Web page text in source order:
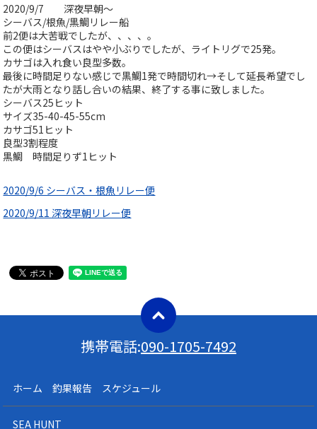
2020/9/7 深夜早朝～
シーバス/根魚/黒鯛リレー船
前2便は大苦戦でしたが、、、、。
この便はシーバスはやや小ぶりでしたが、ライトリグで25発。
カサゴは入れ食い良型多数。
最後に時間足りない感じで黒鯛1発で時間切れ→そして延長希望でし
たが大雨となり話し合いの結果、終了する事に致しました。
シーバス25ヒット
サイズ35-40-45-55cm
カサゴ51ヒット
良型3割程度
黒鯛 時間足りず1ヒット
2020/9/6 シーバス・根魚リレー便
2020/9/11 深夜早朝リレー便
携帯電話:090-1705-7492
ホーム 釣果報告 スケジュール
SEA HUNT